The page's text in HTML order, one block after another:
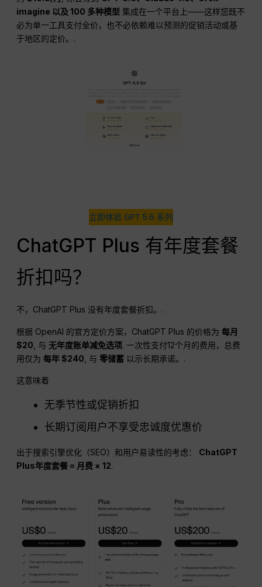
imagine 以及 100 多种模型 集成在一个平台上——这样您既不
必为单一工具支付全价，也不必依赖难以预测的促销活动或基
于地区的定价。.
立即体验 GPT 5.6 系列
ChatGPT Plus 有年度套餐
折扣吗？
不，ChatGPT Plus 没有年度套餐折扣。.
根据 OpenAI 的官方定价方案，ChatGPT Plus 的价格为每月
$20 , 与 无年度账单减免选项. 一次性支付12个月的费用，总费
用仅为每年 $240 , 与零储蓄 以示长期承诺。.
这意味着
无季节性或促销折扣
长期订阅用户不享受忠诚度优惠价
出于搜索引擎优化（SEO）和用户易读性的考虑： ChatGPT
Plus年度套餐 = 月费 × 12.